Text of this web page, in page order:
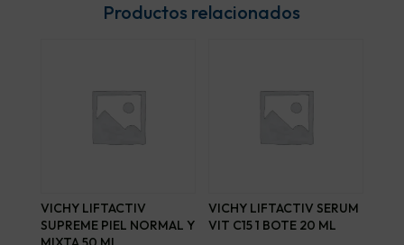
Productos relacionados
VICHY LIFTACTIV
SUPREME PIEL NORMAL Y
VICHY LIFTACTIV SERUM
VIT C15 1 BOTE 20 ML